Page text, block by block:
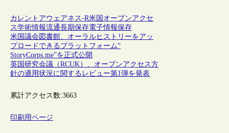
カレントアウェアネス-R米国 オープンアクセ
ス学術情報流通長期保存電子情報保存
米国議会図書館、オーラルヒストリーをアッ
プロードできるプラットフォーム“
StoryCorps.me”を正式公開
英国研究会議（RCUK）、オープンアクセス方
針の適用状況に関するレビュー第1弾を発表
累計アクセス数:3663
印刷用ページ